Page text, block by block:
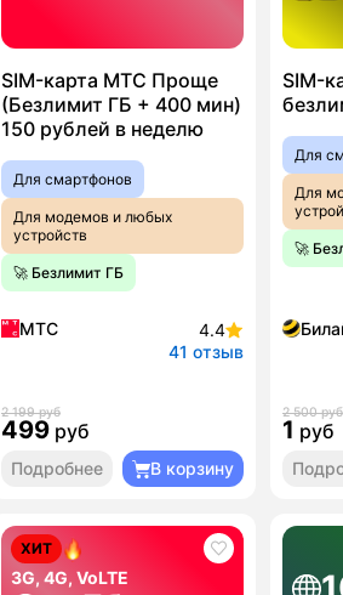
SIM-карта МТС Проще
(Безлимит ГБ + 400 мин)
150 рублей в неделю
Для смартфонов
Для модемов и любых
устройств
🚀 Безлимит ГБ
МТС
4.4
41 отзыв
2 199 руб
499 руб
Подробнее В корзину
SIM-
Для
Для
🚀
2 500 руб
1 руб
ХИТ
3G, 4G, VoLTE